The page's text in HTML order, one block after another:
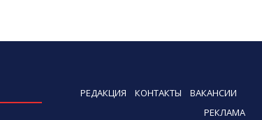
РЕДАКЦИЯ КОНТАКТЫ
ВАКАНСИИ
РЕКЛАМА